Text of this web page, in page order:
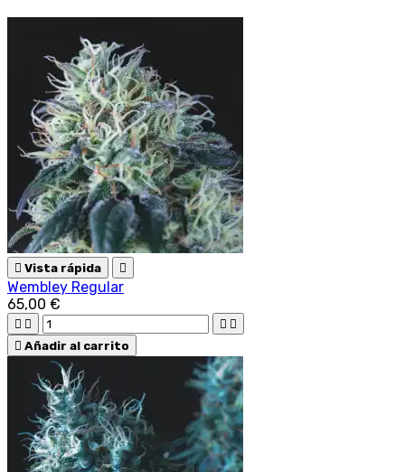
 Vista rápida 
Wembley Regular
65,00 €
   
 Añadir al carrito